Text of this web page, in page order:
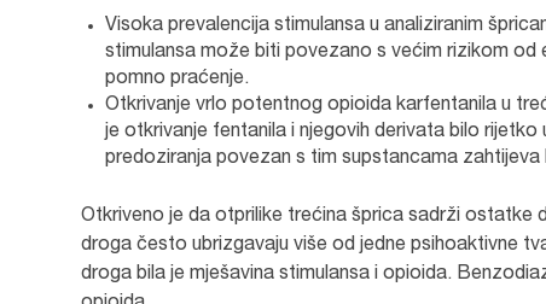
Visoka prevalencija stimulansa u analiziranim
stimulansa može biti povezano s većim rizikom od
pomno praćenje.
Otkrivanje vrlo potentnog opioida karfentanila u
je otkrivanje fentanila i njegovih derivata bilo
predoziranja povezan s tim supstancama zahtijeva
Otkriveno je da otprilike trećina šprica sadrži ostatke
droga često ubrizgavaju više od jedne psihoaktivne
droga bila je mješavina stimulansa i opioida.